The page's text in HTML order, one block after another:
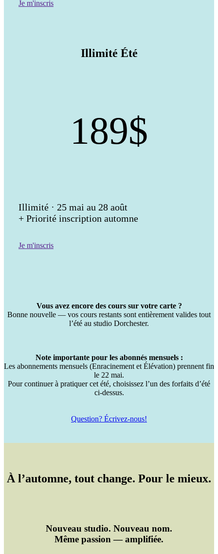
Je m'inscris
Illimité Été
189$
Illimité · 25 mai au 28 août
+ Priorité inscription automne
Je m'inscris
Vous avez encore des cours sur votre carte ?
Bonne nouvelle — vos cours restants sont entièrement valides tout
l’été au studio Dorchester.
Note importante pour les abonnés mensuels :
Les abonnements mensuels (Enracinement et Élévation) prennent fin
le 22 mai.
Pour continuer à pratiquer cet été, choisissez l’un des forfaits d’été
ci-dessus.
Question? Écrivez-nous!
À l’automne, tout change. Pour le mieux.
Nouveau studio. Nouveau nom.
Même passion — amplifiée.